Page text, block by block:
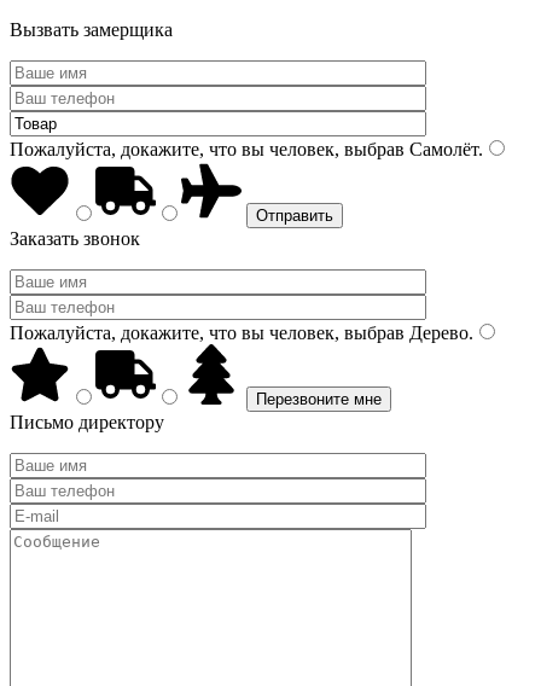
Вызвать замерщика
Пожалуйста, докажите, что вы человек, выбрав Самолёт.
Заказать звонок
Пожалуйста, докажите, что вы человек, выбрав Дерево.
Письмо директору